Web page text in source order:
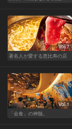
Vol.7
著名人が愛する恵比寿の店
Vol.1
「会食」の神髄。